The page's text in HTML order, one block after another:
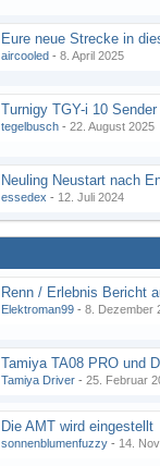
aircooled - 8. April 2025
Turnigy TGY-i 10 Sender
tegelbusch - 22. August 2025
Neuling Neustart nach
essedex - 12. Juli 2024
Elektroman99 - 8. Dezember
Tamiya TA08 PRO und
Tamiya Driver - 25. Februar
Die AMT wird eingestellt
sonnenblumenfuzzy - 14.